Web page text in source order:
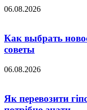
06.08.2026
Как выбрать
советы
06.08.2026
Як перевозити